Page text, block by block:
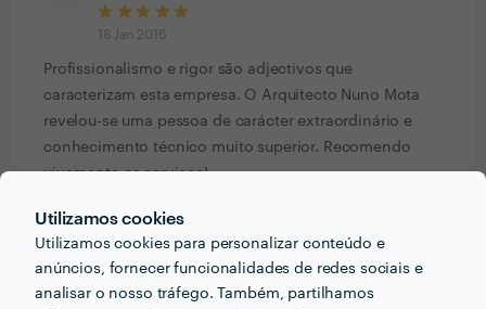
Utilizamos cookies
Utilizamos cookies para personalizar conteúdo e
anúncios, fornecer funcionalidades de redes sociais e
analisar o nosso tráfego. Também, partilhamos
18 Jan 2016
Profissionalismo e rigor são adjectivos que
caracterizam esta empresa. O Arquitecto Nuno Mota
revelou-se uma pessoa de carácter extraordinário e
conhecimento técnico muito superior. Recomendo
vivamente os serviços!
Resposta de Agência da Paisagem
19 Jan 2016
Muito obrigado Hugo, Ã© bom saber que os
clientes ficam satisfeitos.